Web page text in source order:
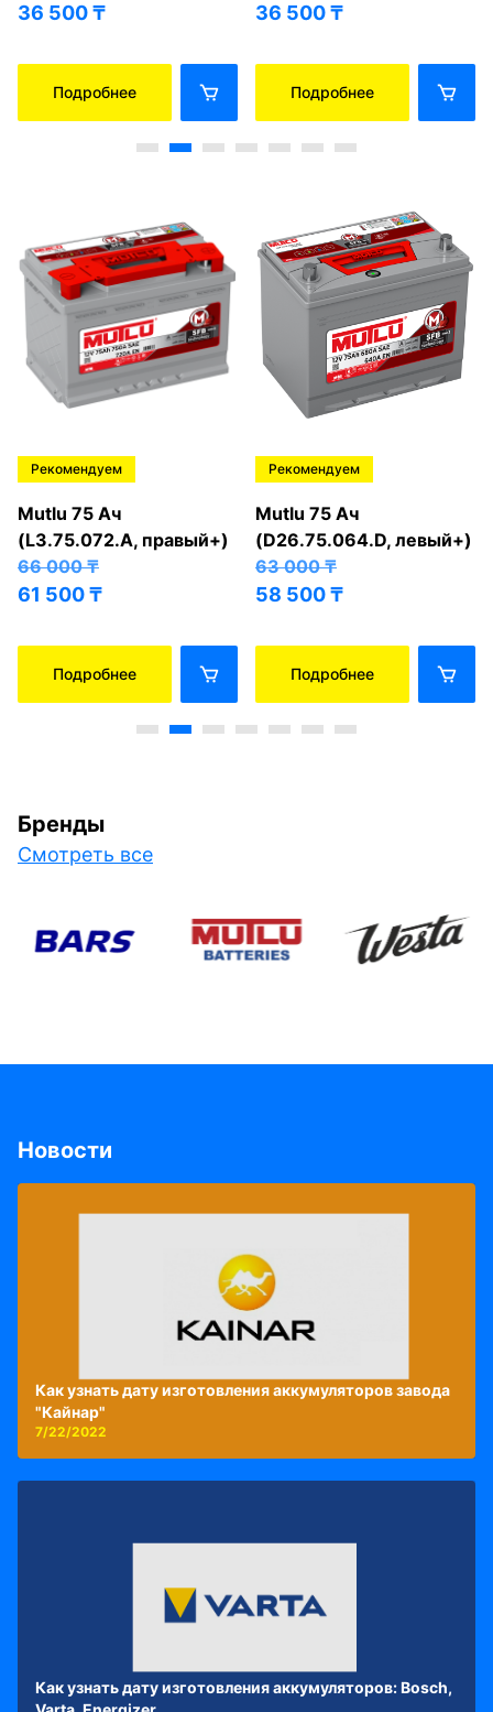
36 500₸
Подробнее
36 500₸
Подробнее
Рекомендуем
Mutlu 75 Ач
(L3.75.072.A, правый+)
66 000₸
61 500₸
Подробнее
Рекомендуем
Mutlu 75 Ач
(D26.75.064.D, левый+)
63 000₸
58 500₸
Подробнее
Бренды
Смотреть все
Новости
Как узнать дату изготовления аккумуляторов завода
"Кайнар"
7/22/2022
Как узнать дату изготовления аккумуляторов: Bosch,